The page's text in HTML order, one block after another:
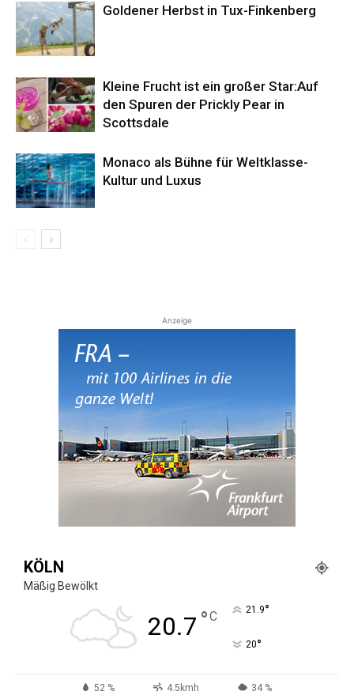
Goldener Herbst in Tux-Finkenberg
Kleine Frucht ist ein großer Star:Auf
den Spuren der Prickly Pear in
Scottsdale
Monaco als Bühne für Weltklasse-
Kultur und Luxus
Anzeige
KÖLN
Mäßig Bewölkt
20.7 °C 21.9°
20°
52 % 4.5kmh 34 %